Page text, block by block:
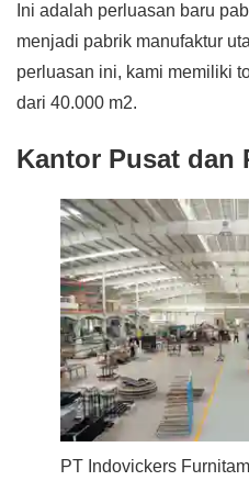
Ini adalah perluasan baru
menjadi pabrik manufaktur
perluasan ini, kami memiliki
dari 40.000 m2.
Kantor Pusat dan
PT Indovickers